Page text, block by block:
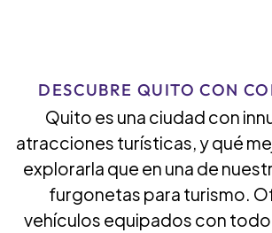
DESCUBRE QUITO CON
Quito es una ciudad con
atracciones turísticas, y qué
explorarla que en una de
furgonetas para turismo.
vehículos equipados con